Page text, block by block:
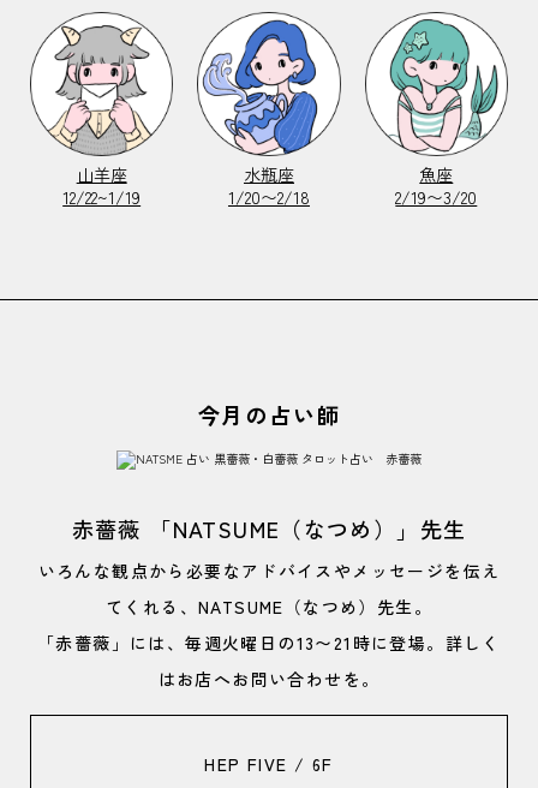
山羊座
12/22~1/19
水瓶座
1/20〜2/18
魚座
2/19〜3/20
今月の占い師
赤薔薇 「NATSUME（なつめ）」先生
いろんな観点から必要なアドバイスやメッセージを伝え
てくれる、NATSUME（なつめ）先生。
「赤薔薇」には、毎週火曜日の13〜21時に登場。詳しく
はお店へお問い合わせを。
HEP FIVE / 6F